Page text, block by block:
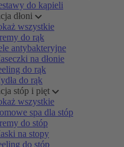
do kąpieli
dłoni
wszystkie
do rąk
antybakteryjne
na dłonie
do rąk
do rąk
stóp i pięt
wszystkie
spa dla stóp
do stóp
na stopy
do stóp